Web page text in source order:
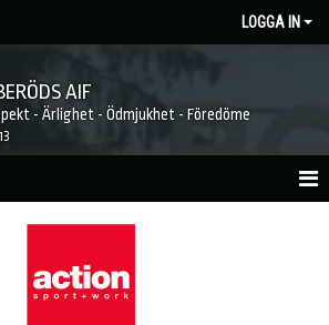
LOGGA IN
AIF
- Ärlighet - Ödmjukhet - Föredöme